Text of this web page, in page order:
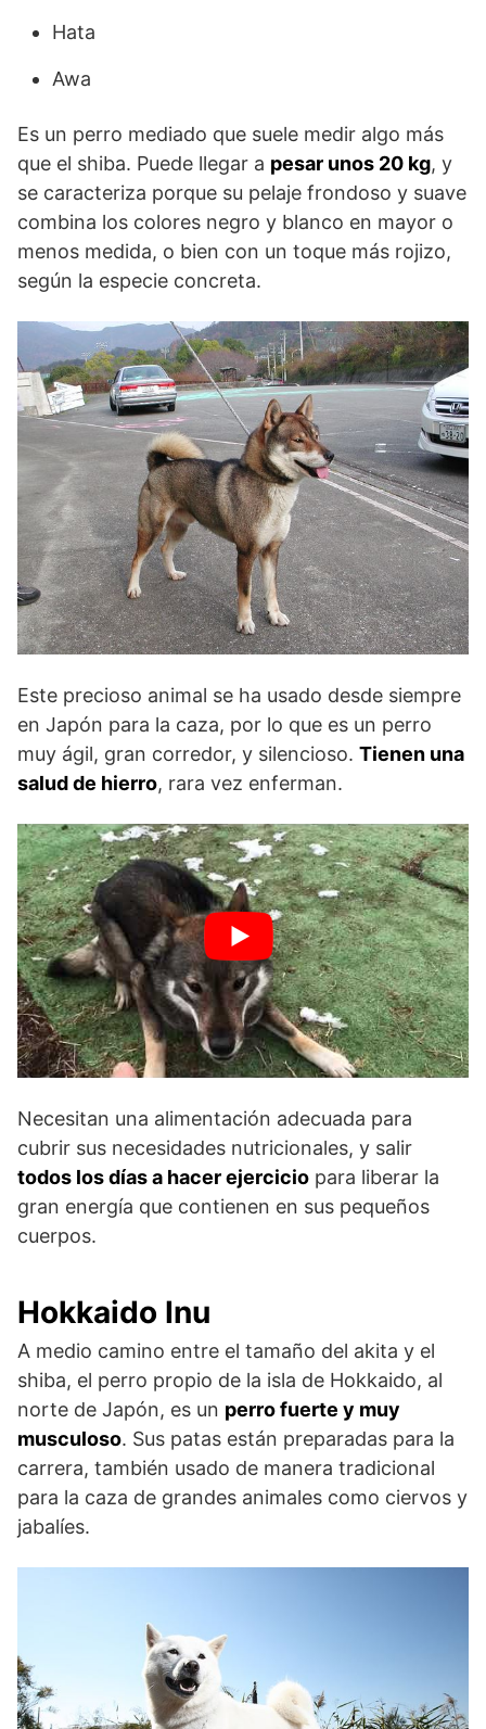
Hata
Awa
Es un perro mediado que suele medir algo más
que el shiba. Puede llegar a pesar unos 20 kg, y
se caracteriza porque su pelaje frondoso y suave
combina los colores negro y blanco en mayor o
menos medida, o bien con un toque más rojizo,
según la especie concreta.
Este precioso animal se ha usado desde siempre
en Japón para la caza, por lo que es un perro
muy ágil, gran corredor, y silencioso. Tienen una
salud de hierro, rara vez enferman.
Necesitan una alimentación adecuada para
cubrir sus necesidades nutricionales, y salir
todos los días a hacer ejercicio para liberar la
gran energía que contienen en sus pequeños
cuerpos.
Hokkaido Inu
A medio camino entre el tamaño del akita y el
shiba, el perro propio de la isla de Hokkaido, al
norte de Japón, es un perro fuerte y muy
musculoso. Sus patas están preparadas para la
carrera, también usado de manera tradicional
para la caza de grandes animales como ciervos y
jabalíes.